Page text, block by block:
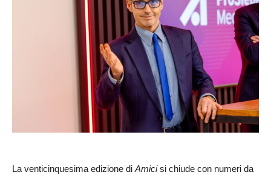
La venticinquesima edizione di Amicisi chiude con numeri da